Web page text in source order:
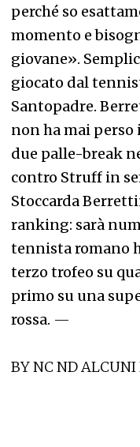
perché so
momento e
giovane».
giocato dal
Santopadre.
non ha mai perso
due palle-break
contro Struff in
Stoccarda
ranking: sarà
tennista romano
terzo trofeo su
primo su una
rossa. —
BY NC ND